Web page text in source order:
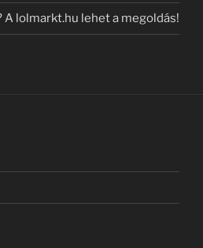
A lolmarkt.hu lehet a megoldás!